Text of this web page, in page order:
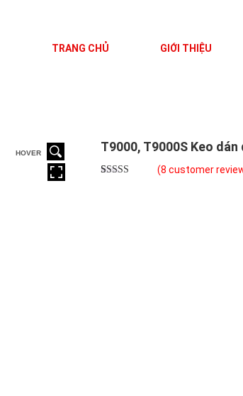
TRANG CHỦ GIỚI THIỆU
HOVER T9000, T9000S Keo
(8 customer